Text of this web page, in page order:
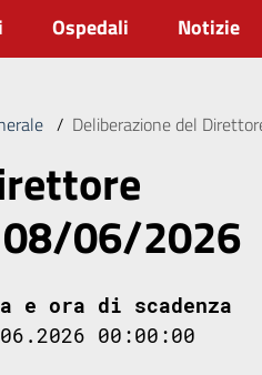
Ospedali Notizie
/ Deliberazione del
08/06/2026
e ora di scadenza
00:00:00